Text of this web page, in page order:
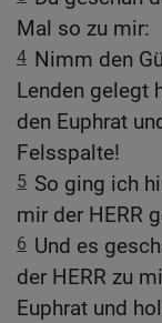
Mal so zu mir:
4 Nimm den
Lenden gelegt
den Euphrat
Felsspalte!
5 So ging ich
mir der HERR
6 Und es
der HERR zu
Euphrat und